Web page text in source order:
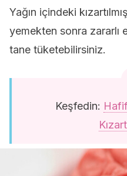
Yağın içindeki
yemekten sonra zararlı
tane tüketebilirsiniz.
Keşfedin: